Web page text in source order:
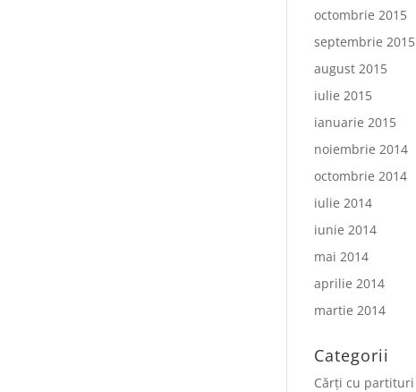
octombrie 2015
septembrie 2015
august 2015
iulie 2015
ianuarie 2015
noiembrie 2014
octombrie 2014
iulie 2014
iunie 2014
mai 2014
aprilie 2014
martie 2014
Categorii
Cărți cu partituri